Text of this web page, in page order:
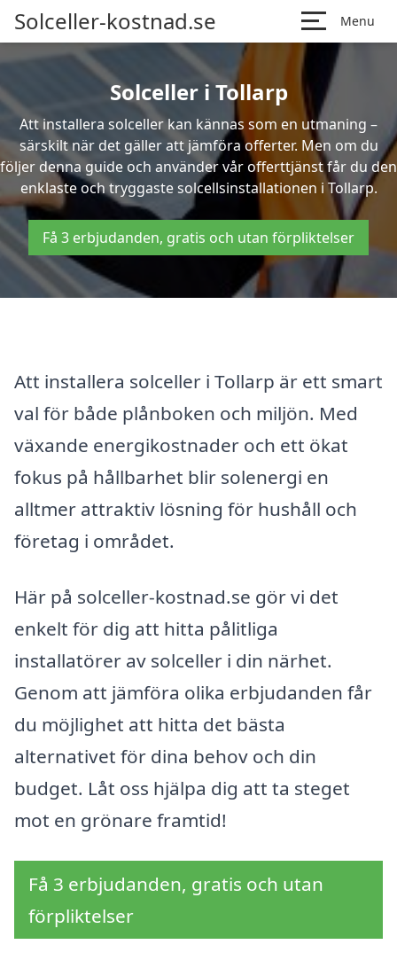
Solceller-kostnad.se Menu
Solceller i Tollarp
Att installera solceller kan kännas som en utmaning –
särskilt när det gäller att jämföra offerter. Men om du
följer denna guide och använder vår offerttjänst får du den
enklaste och tryggaste solcellsinstallationen i Tollarp.
Få 3 erbjudanden, gratis och utan förpliktelser
Att installera solceller i Tollarp är ett smart
val för både plånboken och miljön. Med
växande energikostnader och ett ökat
fokus på hållbarhet blir solenergi en
alltmer attraktiv lösning för hushåll och
företag i området.
Här på solceller-kostnad.se gör vi det
enkelt för dig att hitta pålitliga
installatörer av solceller i din närhet.
Genom att jämföra olika erbjudanden får
du möjlighet att hitta det bästa
alternativet för dina behov och din
budget. Låt oss hjälpa dig att ta steget
mot en grönare framtid!
Få 3 erbjudanden, gratis och utan
förpliktelser